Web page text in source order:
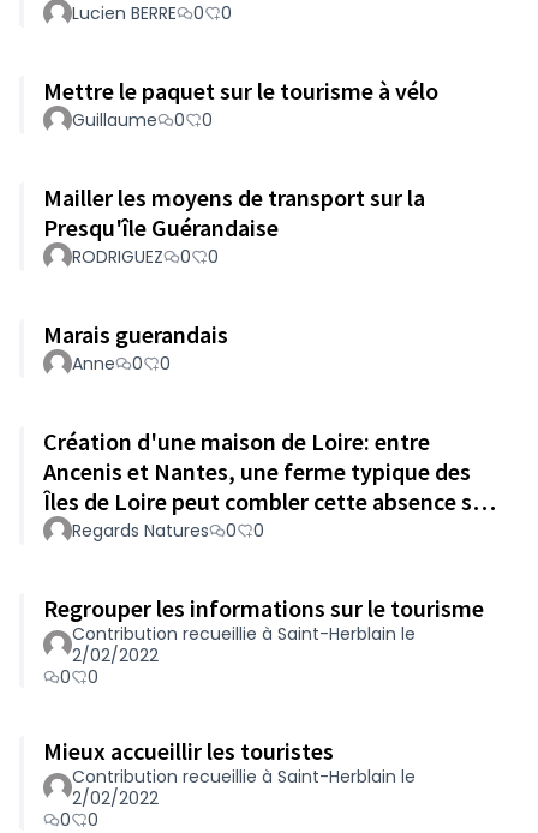
Lucien BERRE 0 0
Mettre le paquet sur le tourisme à vélo
Guillaume 0 0
Mailler les moyens de transport sur la
Presqu'île Guérandaise
RODRIGUEZ 0 0
Marais guerandais
Anne 0 0
Création d'une maison de Loire: entre
Ancenis et Nantes, une ferme typique des
Îles de Loire peut combler cette absence sur
le département.
Regards Natures 0 0
Regrouper les informations sur le tourisme
Contribution recueillie à Saint-Herblain le
2/02/2022
0
0
Mieux accueillir les touristes
Contribution recueillie à Saint-Herblain le
2/02/2022
0
0